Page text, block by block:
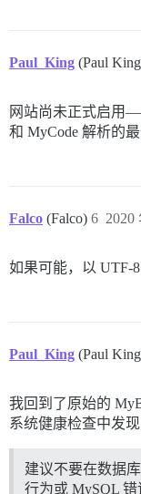
Paul_King (Paul
网站尚未正式启用
和 MyCode 解析的
Falco (Falco) 2020
6
如果可能，以 UTF-
Paul_King (Paul
我回到了原始的
系统健康检查中发现
建议不要在数据
行为或 MySQL 错